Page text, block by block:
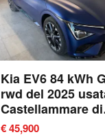
Kia EV6 84 kWh
rwd del 2025
Castellammare di
Stabia
€ 45,900